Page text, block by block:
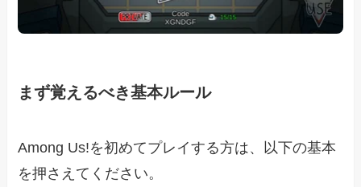
まず覚えるべき基本ルール
Among Us!を初めてプレイする方は、以下の基本
を押さえてください。